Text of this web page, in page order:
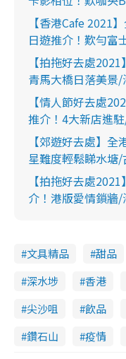
【香港Cafe 2021
日遊推介！歎勻富
【拍拖好去處
青馬大橋日落美景
【情人節好去處
推介！4大新店進
【郊遊好去處】
星難度輕鬆睇水塘
【拍拖好去處
介！港版愛情鎖牆
文具精品 甜品
深水埗
香港
尖沙咀
飲品
鑽石山
疫情